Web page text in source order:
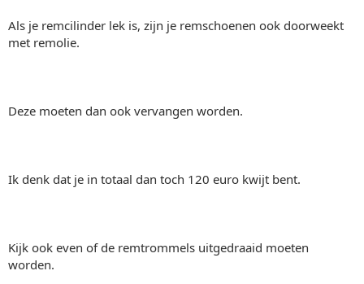
Als je remcilinder lek is, zijn je remschoenen ook doorweekt
met remolie.
Deze moeten dan ook vervangen worden.
Ik denk dat je in totaal dan toch 120 euro kwijt bent.
Kijk ook even of de remtrommels uitgedraaid moeten
worden.